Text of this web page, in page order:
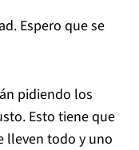
Espero que se
pidiendo los
Esto tiene que
lleven todo y uno